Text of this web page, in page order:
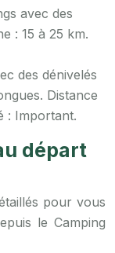
avec des
: 15 à 25 km.
des dénivelés
Distance
: Important.
départ
pour vous
le Camping